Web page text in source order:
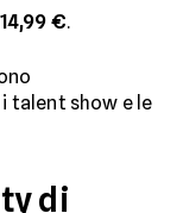
14,99 €.
talent show e le
di